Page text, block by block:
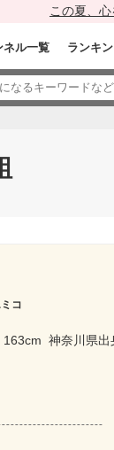
この夏、
ネル一覧 ランキ
コ
163cm 神奈川県出